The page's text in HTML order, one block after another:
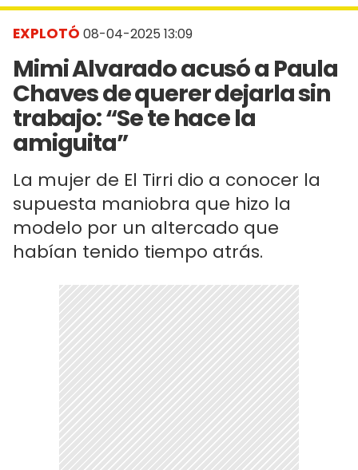
EXPLOTÓ 08-04-2025 13:09
Mimi Alvarado acusó a Paula
Chaves de querer dejarla sin
trabajo: “Se te hace la
amiguita”
La mujer de El Tirri dio a conocer la
supuesta maniobra que hizo la
modelo por un altercado que
habían tenido tiempo atrás.